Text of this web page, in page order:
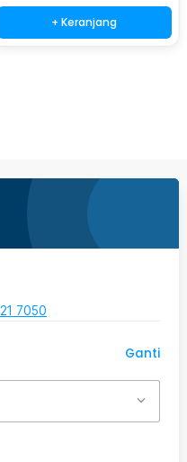
+ Keranjang
7050
Ganti